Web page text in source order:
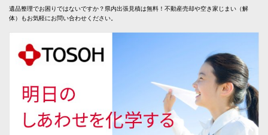
遺品整理でお困りではないですか？県内出張見積は無料！不動産売却や空き家じまい（解
体）もお気軽にお問い合わせください。